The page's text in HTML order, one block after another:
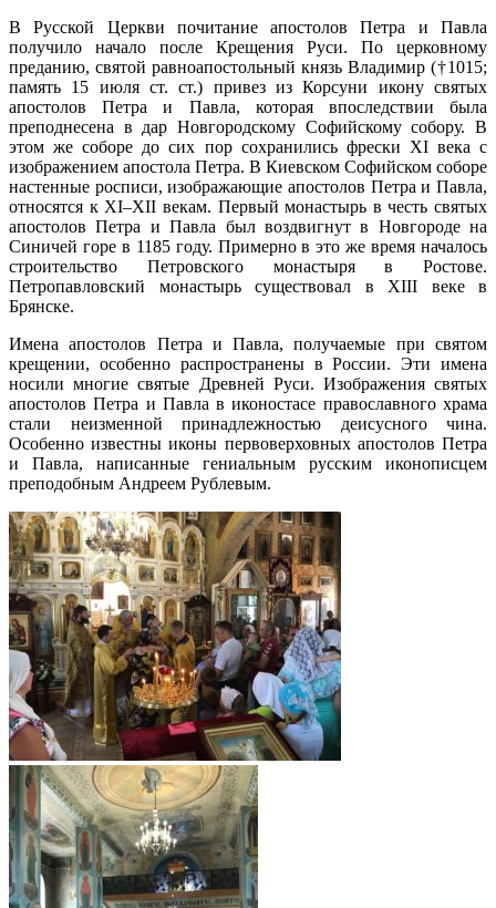
В Русской Церкви почитание апостолов Петра и Павла
получило начало после Крещения Руси. По церковному
преданию, святой равноапостольный князь Владимир (†1015;
память 15 июля ст. ст.) привез из Корсуни икону святых
апостолов Петра и Павла, которая впоследствии была
преподнесена в дар Новгородскому Софийскому собору. В
этом же соборе до сих пор сохранились фрески XI века с
изображением апостола Петра. В Киевском Софийском соборе
настенные росписи, изображающие апостолов Петра и Павла,
относятся к XI–XII векам. Первый монастырь в честь святых
апостолов Петра и Павла был воздвигнут в Новгороде на
Синичей горе в 1185 году. Примерно в это же время началось
строительство Петровского монастыря в Ростове.
Петропавловский монастырь существовал в XIII веке в
Брянске.
Имена апостолов Петра и Павла, получаемые при святом
крещении, особенно распространены в России. Эти имена
носили многие святые Древней Руси. Изображения святых
апостолов Петра и Павла в иконостасе православного храма
стали неизменной принадлежностью деисусного чина.
Особенно известны иконы первоверховных апостолов Петра
и Павла, написанные гениальным русским иконописцем
преподобным Андреем Рублевым.